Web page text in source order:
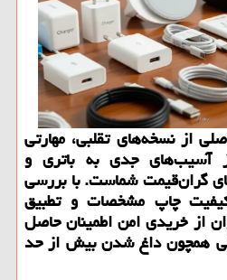
از نسخه‌های تقلبی، مهارتی
آسیب‌های جدی به باتری و
گران‌قیمت شماست. با بررسی
چاپ مشخصات و تطبیق
از خریدی امن اطمینان حاصل
همچون داغ شدن بیش از حد